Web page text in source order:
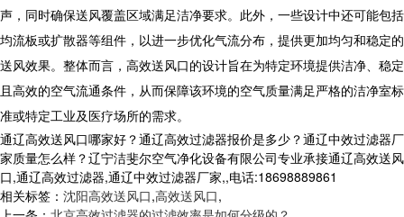
声，同时确保送风覆盖区域满足洁净要求。此外，一些设计中还可能包括
均流板或扩散器等组件，以进一步优化气流分布，提供更加均匀和稳定的
送风效果。整体而言，高效送风口的设计旨在为特定环境提供洁净、稳定
且高效的空气流通条件，从而保障该环境的空气质量满足严格的洁净室标
准或特定工业及医疗场所的需求。
通辽高效送风口哪家好？通辽高效过滤器报价是多少？通辽中效过滤器厂
家质量怎么样？辽宁洁斐尔空气净化设备有限公司专业承接通辽高效送风
口,通辽高效过滤器,通辽中效过滤器厂家,,电话:18698889861
相关标签： 沈阳高效送风口,高效送风口,